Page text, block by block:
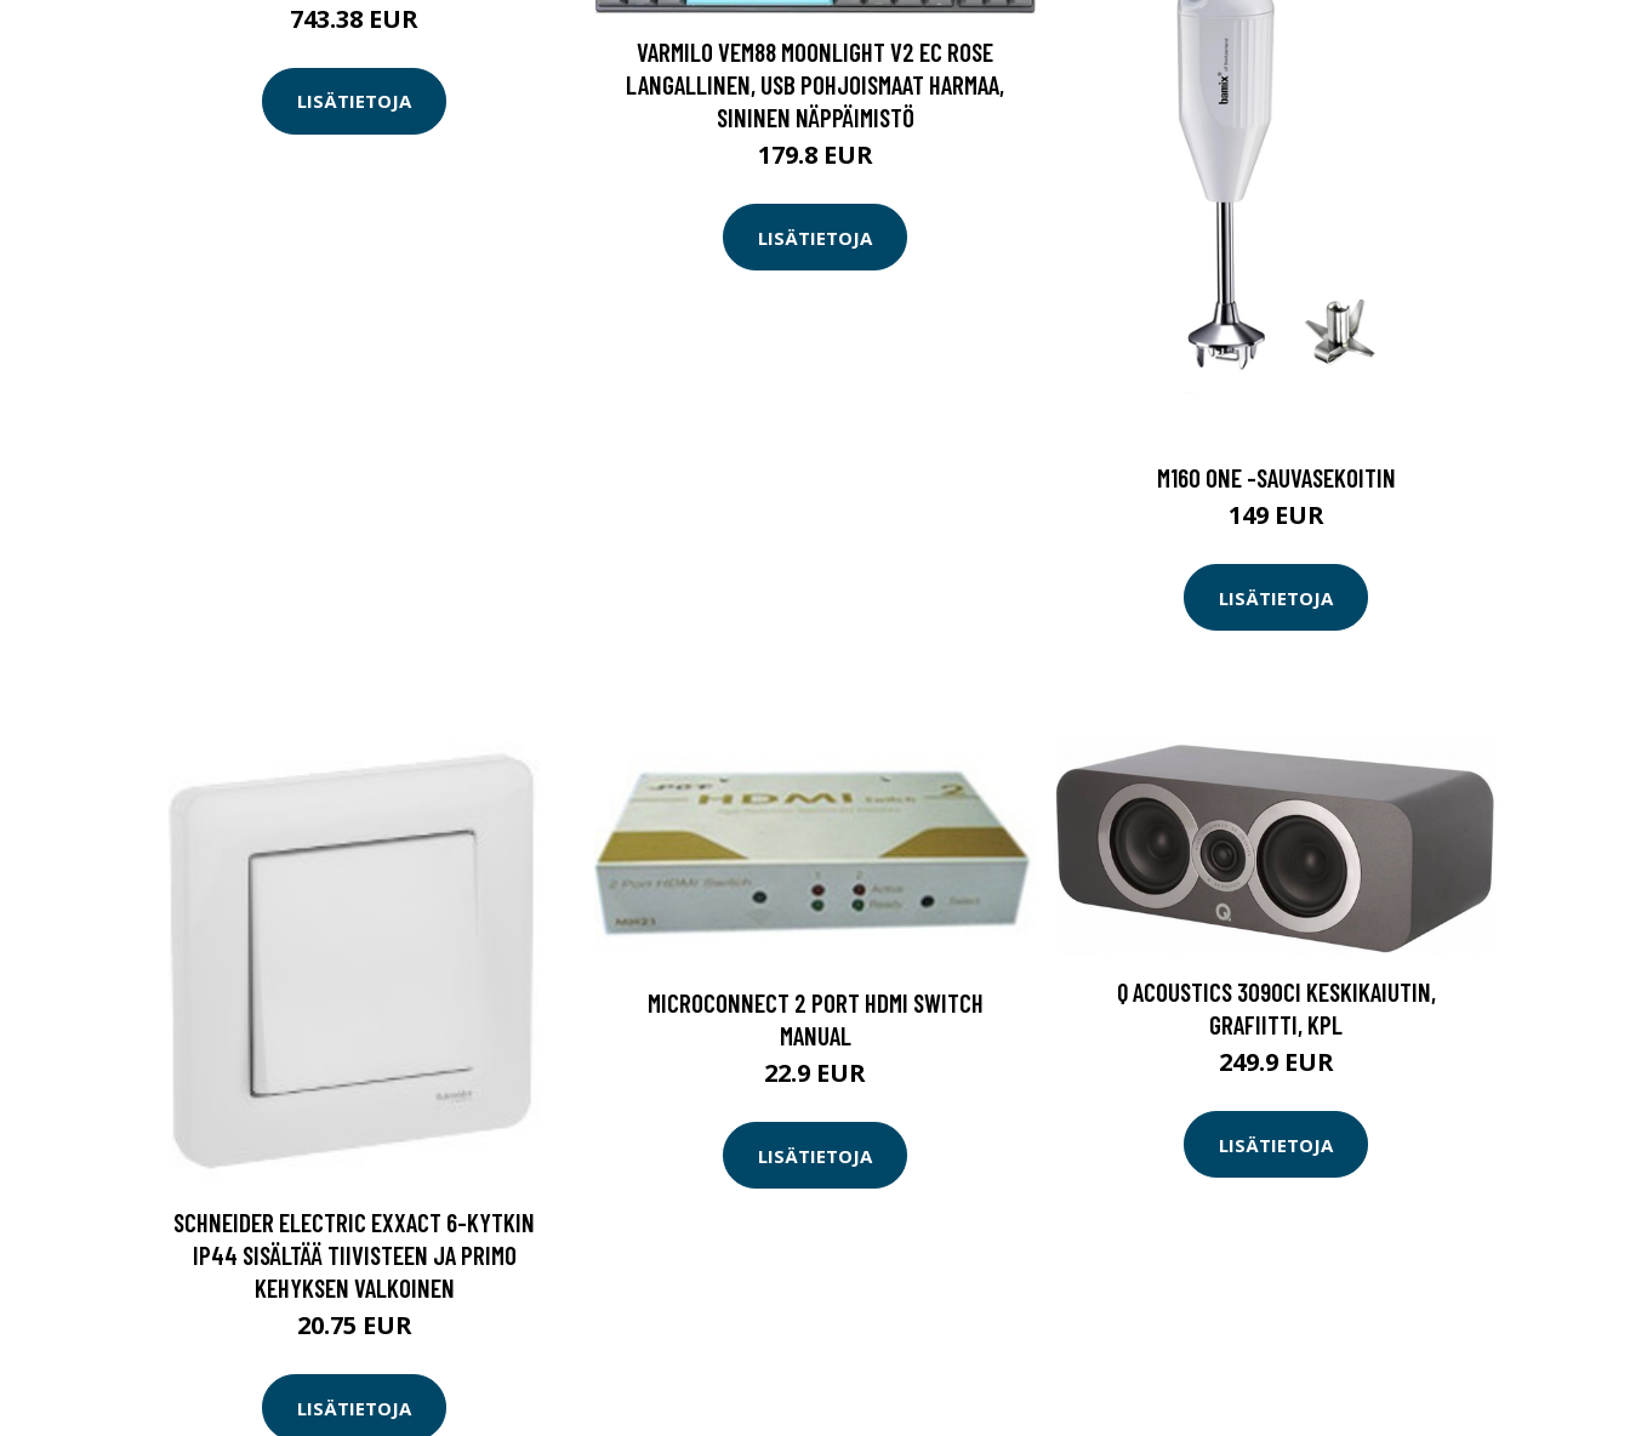
743.38 EUR
LISÄTIETOJA
VARMILO VEM88 MOONLIGHT V2 EC ROSE
LANGALLINEN, USB POHJOISMAAT HARMAA,
SININEN NÄPPÄIMISTÖ
179.8 EUR
LISÄTIETOJA
M160 ONE -SAUVASEKOITIN
149 EUR
LISÄTIETOJA
SCHNEIDER ELECTRIC EXXACT 6-KYTKIN
IP44 SISÄLTÄÄ TIIVISTEEN JA PRIMO
KEHYKSEN VALKOINEN
20.75 EUR
LISÄTIETOJA
MICROCONNECT 2 PORT HDMI SWITCH
MANUAL
22.9 EUR
LISÄTIETOJA
Q ACOUSTICS 3090CI KESKIKAIUTIN,
GRAFIITTI, KPL
249.9 EUR
LISÄTIETOJA